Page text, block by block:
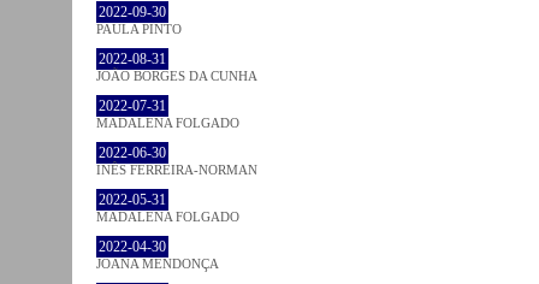
2022-09-30
PAULA PINTO
2022-08-31
JOÃO BORGES DA CUNHA
2022-07-31
MADALENA FOLGADO
2022-06-30
INÊS FERREIRA-NORMAN
2022-05-31
MADALENA FOLGADO
2022-04-30
JOANA MENDONÇA